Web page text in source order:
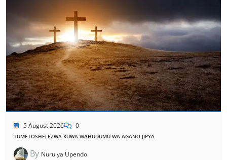
5 August 2026 0
TUMETOSHELEZWA KUWA WAHUDUMU WA AGANO JIPYA
By Nuru ya Upendo